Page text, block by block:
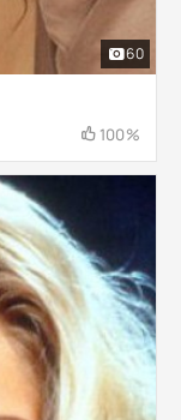
100%
60